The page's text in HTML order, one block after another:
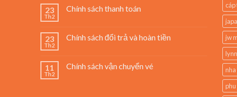
23
Th2
Chính sách thanh toán
23
Th2
Chính sách đổi trả và hoàn tiền
11
Th2
Chính sách vận chuyển vé
jw